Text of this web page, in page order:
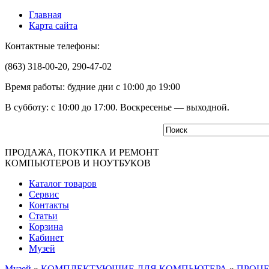
Главная
Карта сайта
Контактные телефоны:
(863) 318-00-20, 290-47-02
Время работы: будние дни с 10:00 до 19:00
В субботу: с 10:00 до 17:00. Воскресенье — выходной.
ПРОДАЖА, ПОКУПКА И РЕМОНТ
КОМПЬЮТЕРОВ И НОУТБУКОВ
Каталог товаров
Сервис
Контакты
Статьи
Корзина
Кабинет
Музей